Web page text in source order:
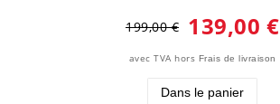
199,00 € 139,00 €
avec TVA hors Frais de livraison
Dans le panier